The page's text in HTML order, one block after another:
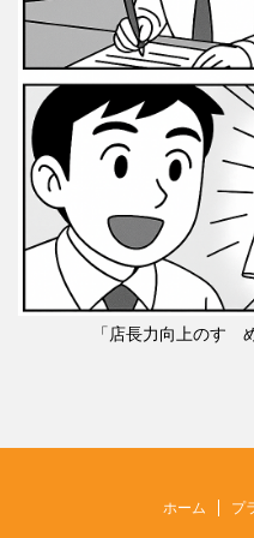
「店長力向上のす
ホーム プ